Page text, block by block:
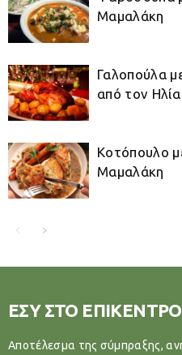
Μαμαλάκη
Γαλοπούλα
από τον
Κοτόπουλο
Μαμαλάκη
ΕΣΥ ΣΤΟ
Αποτέλεσμα της σύμπραξης,